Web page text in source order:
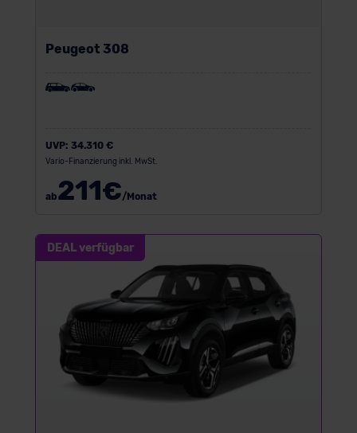
Peugeot 308
UVP: 34.310 €
Vario-Finanzierung inkl. MwSt.
ab211€/Monat
DEAL verfügbar